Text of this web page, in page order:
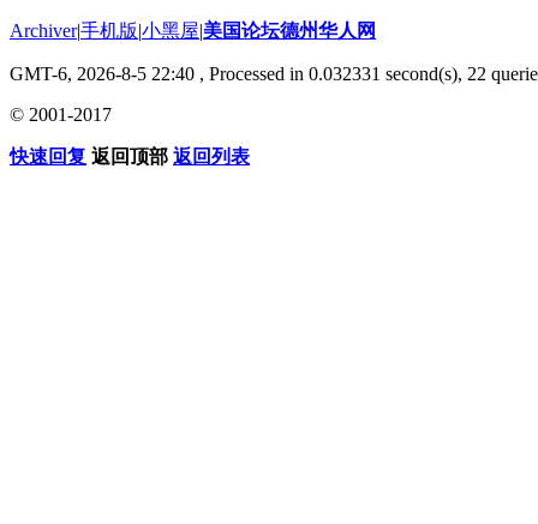
Archiver|手机版|小黑屋|美国论坛德州华人网
GMT-6, 2026-8-5 22:40 , Processed in 0.032331 second(s), 22
© 2001-2017
快速回复 返回顶部 返回列表